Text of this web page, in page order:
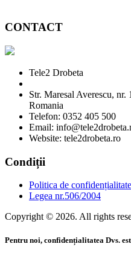
CONTACT
Tele2 Drobeta
Str. Maresal Averescu,
Romania
Telefon: 0352 405 500
Email:
Website: tele2drobeta.ro
Condiții
Politica de confidențialitate
Legea nr.506/2004
Copyright © 2026. All rights
Pentru noi, confidențialitatea Dvs.